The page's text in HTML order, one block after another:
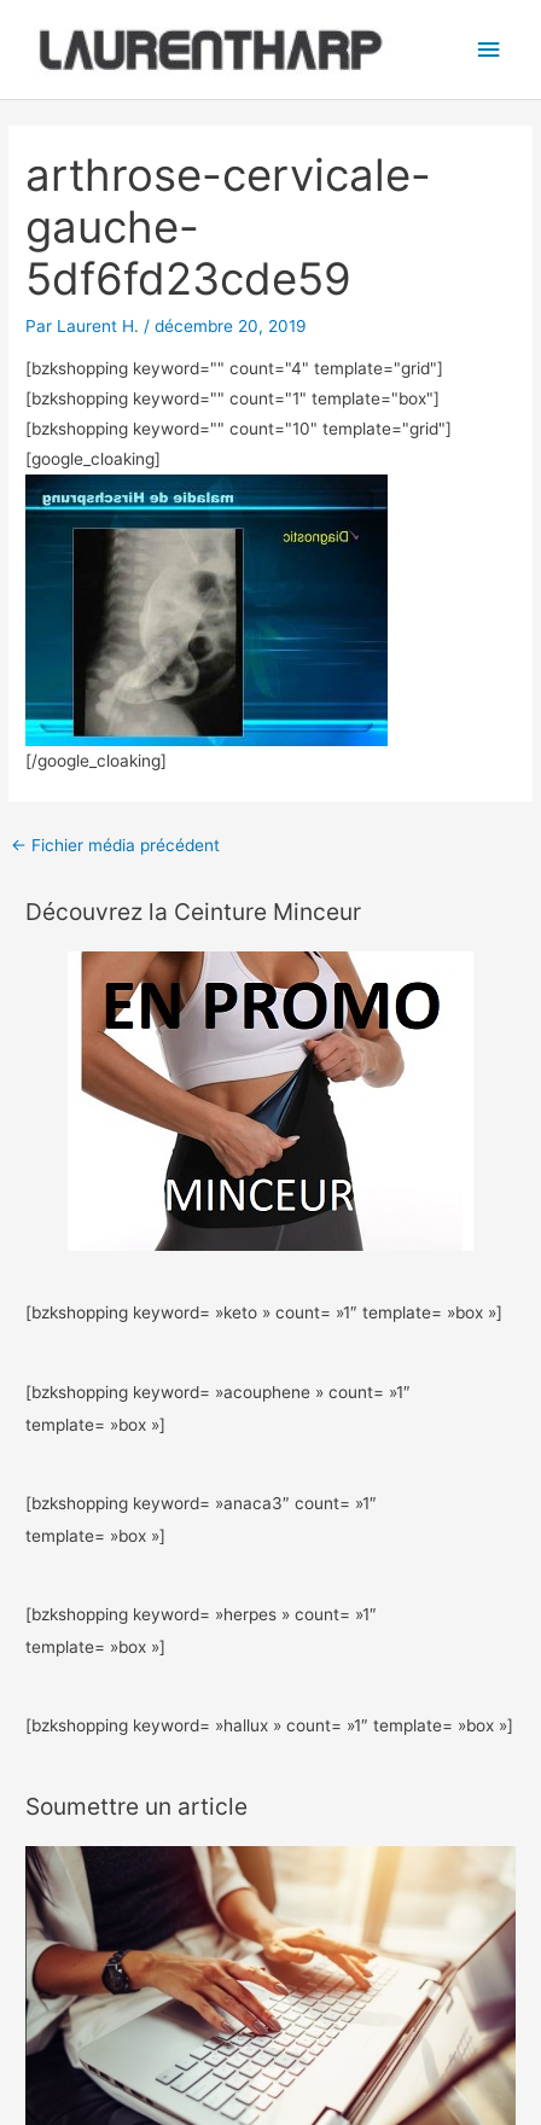
contenu
arthrose-cervicale-
gauche-
5df6fd23cde59
Par Laurent H. /décembre 20, 2019
[bzkshopping keyword="" count="4" template="grid"]
[bzkshopping keyword="" count="1" template="box"]
[bzkshopping keyword="" count="10" template="grid"]
[google_cloaking]
[/google_cloaking]
articles
← Fichier média précédent
Découvrez la Ceinture Minceur
[bzkshopping keyword= »keto » count= »1″ template= »box »]
[bzkshopping keyword= »acouphene » count= »1″
template= »box »]
[bzkshopping keyword= »anaca3″ count= »1″
template= »box »]
[bzkshopping keyword= »herpes » count= »1″
template= »box »]
[bzkshopping keyword= »hallux » count= »1″ template= »box »]
Soumettre un article